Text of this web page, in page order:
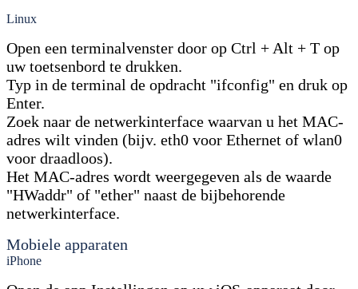
Linux
Open een terminalvenster door op Ctrl + Alt + T op
uw toetsenbord te drukken.
Typ in de terminal de opdracht "ifconfig" en druk op
Enter.
Zoek naar de netwerkinterface waarvan u het MAC-
adres wilt vinden (bijv. eth0 voor Ethernet of wlan0
voor draadloos).
Het MAC-adres wordt weergegeven als de waarde
"HWaddr" of "ether" naast de bijbehorende
netwerkinterface.
Mobiele apparaten
iPhone